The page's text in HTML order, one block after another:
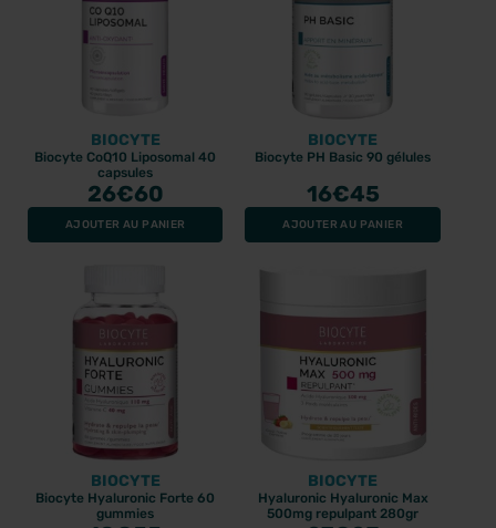
BIOCYTE
Biocyte CoQ10 Liposomal 40
capsules
26€60
AJOUTER AU PANIER
BIOCYTE
Biocyte PH Basic 90 gélules
16€45
AJOUTER AU PANIER
BIOCYTE
Biocyte Hyaluronic Forte 60
gummies
BIOCYTE
Hyaluronic Hyaluronic Max
500mg repulpant 280gr